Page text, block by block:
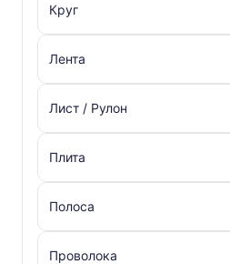
Круг
Лента
Лист / Рулон
Плита
Полоса
Проволока